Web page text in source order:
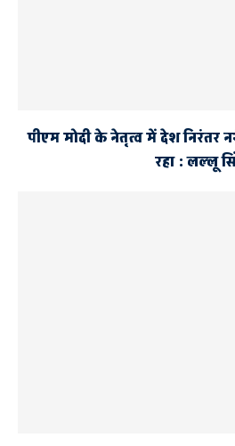
पीएम मोदी के नेतृत्व में देश निरंतर
रहा : लल्लू